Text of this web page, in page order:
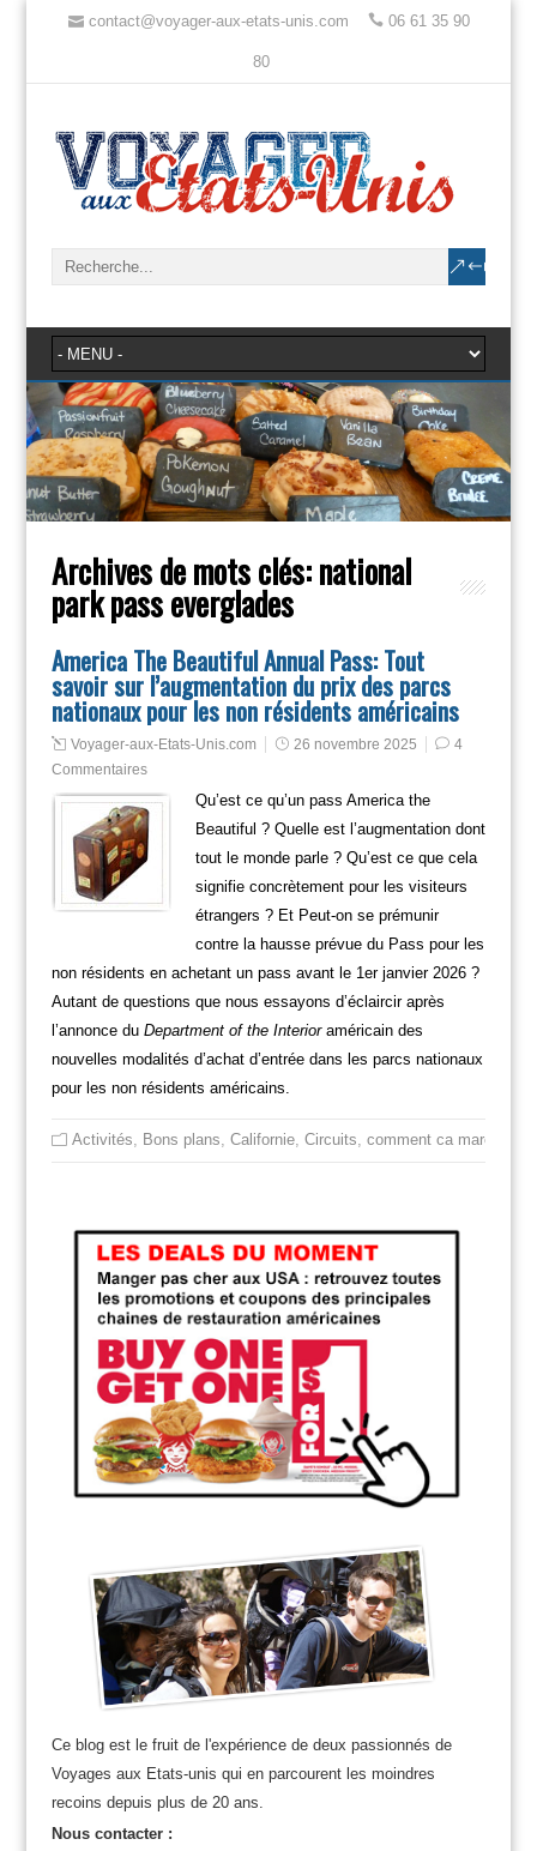
contact@voyager-aux-etats-unis.com 06 61 35 90
80
Archives de mots clés:national
park pass everglades
America The Beautiful Annual Pass: Tout
savoir sur l’augmentation du prix des parcs
nationaux pour les non résidents américains
Voyager-aux-Etats-Unis.com 26 novembre 2025
4
Commentaires
Qu’est ce qu’un pass America the
Beautiful ? Quelle est l’augmentation dont
tout le monde parle ? Qu’est ce que cela
signifie concrètement pour les visiteurs
étrangers ? Et Peut-on se prémunir
contre la hausse prévue du Pass pour les
non résidents en achetant un pass avant le 1er janvier 2026 ?
Autant de questions que nous essayons d’éclaircir après
l’annonce du Department of the Interioraméricain des
nouvelles modalités d’achat d’entrée dans les parcs nationaux
pour les non résidents américains.
Activités Bons plans Californie, Circuits comment ca marche
Ce blog est le fruit de l'expérience de deux passionnés de
Voyages aux Etats-unis qui en parcourent les moindres
recoins depuis plus de 20 ans.
Nous contacter :